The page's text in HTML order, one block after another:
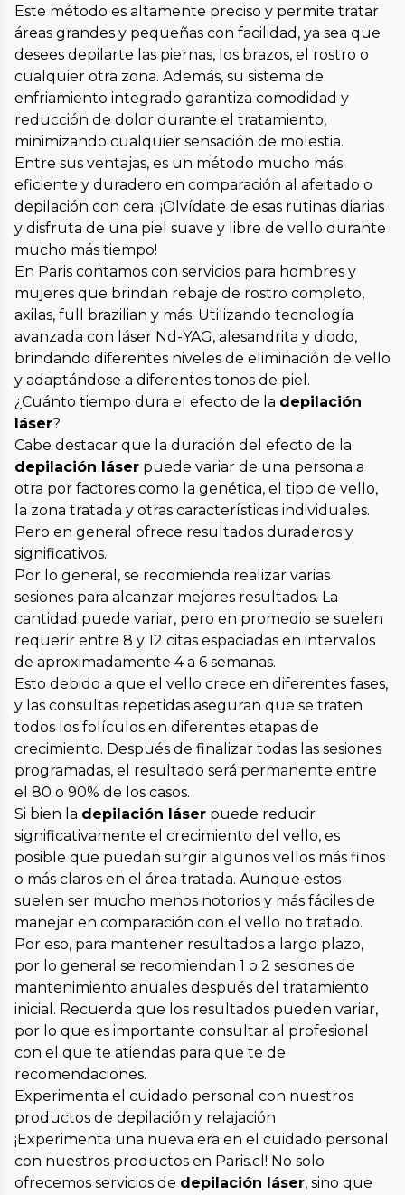
Este método es altamente preciso y permite tratar
áreas grandes y pequeñas con facilidad, ya sea que
desees depilarte las piernas, los brazos, el rostro o
cualquier otra zona. Además, su sistema de
enfriamiento integrado garantiza comodidad y
reducción de dolor durante el tratamiento,
minimizando cualquier sensación de molestia.
Entre sus ventajas, es un método mucho más
eficiente y duradero en comparación al afeitado o
depilación con cera. ¡Olvídate de esas rutinas diarias
y disfruta de una piel suave y libre de vello durante
mucho más tiempo!
En Paris contamos con servicios para hombres y
mujeres que brindan rebaje de rostro completo,
axilas, full brazilian y más. Utilizando tecnología
avanzada con láser Nd-YAG, alesandrita y diodo,
brindando diferentes niveles de eliminación de vello
y adaptándose a diferentes tonos de piel.
¿Cuánto tiempo dura el efecto de la depilación
láser?
Cabe destacar que la duración del efecto de la
depilación láser puede variar de una persona a
otra por factores como la genética, el tipo de vello,
la zona tratada y otras características individuales.
Pero en general ofrece resultados duraderos y
significativos.
Por lo general, se recomienda realizar varias
sesiones para alcanzar mejores resultados. La
cantidad puede variar, pero en promedio se suelen
requerir entre 8 y 12 citas espaciadas en intervalos
de aproximadamente 4 a 6 semanas.
Esto debido a que el vello crece en diferentes fases,
y las consultas repetidas aseguran que se traten
todos los folículos en diferentes etapas de
crecimiento. Después de finalizar todas las sesiones
programadas, el resultado será permanente entre
el 80 o 90% de los casos.
Si bien la depilación láser puede reducir
significativamente el crecimiento del vello, es
posible que puedan surgir algunos vellos más finos
o más claros en el área tratada. Aunque estos
suelen ser mucho menos notorios y más fáciles de
manejar en comparación con el vello no tratado.
Por eso, para mantener resultados a largo plazo,
por lo general se recomiendan 1 o 2 sesiones de
mantenimiento anuales después del tratamiento
inicial. Recuerda que los resultados pueden variar,
por lo que es importante consultar al profesional
con el que te atiendas para que te de
recomendaciones.
Experimenta el cuidado personal con nuestros
productos de depilación y relajación
¡Experimenta una nueva era en el cuidado personal
con nuestros productos en Paris.cl! No solo
ofrecemos servicios de depilación láser, sino que